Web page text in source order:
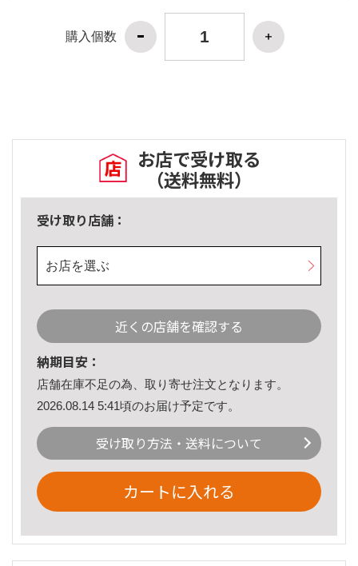
購入個数
お店で受け取る
（送料無料）
受け取り店舗：
お店を選ぶ
近くの店舗を確認する
納期目安：
店舗在庫不足の為、取り寄せ注文となります。
2026.08.14 5:41頃のお届け予定です。
受け取り方法・送料について
カートに入れる